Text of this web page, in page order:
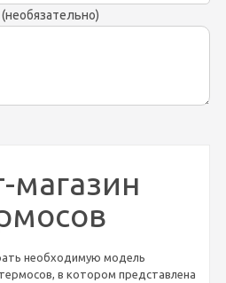
магазин
необходимую модель
в котором представлена